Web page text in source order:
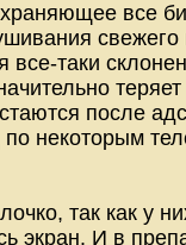
все
свежего
таки
после
некоторым
так как у
экран. И в